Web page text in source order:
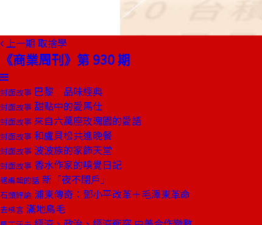
上一期 取捨學
《商業周刊》第 930 期
封面故事 巴黎 品味經典
封面故事 甜點中的愛馬仕
封面故事 來自六萬座玫瑰園的愛語
封面故事 和盧貝松共進晚餐
封面故事 波波族的家飾天堂
封面故事 香水作家的嗅覺日記
總編輯的話 新「夜不閉戶」
石頭評論 浦東傳奇：鄧小平改革＋毛澤東革命
去梯言 滿地鳥毛